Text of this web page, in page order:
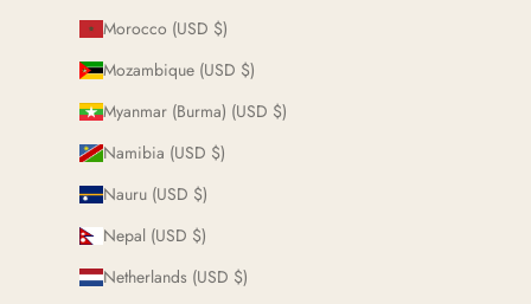
Morocco (USD $)
Mozambique (USD $)
Myanmar (Burma) (USD $)
Namibia (USD $)
Nauru (USD $)
Nepal (USD $)
Netherlands (USD $)